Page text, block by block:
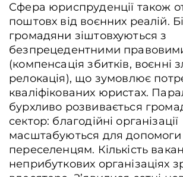
Сфера юриспруденції також
поштовх від воєнних реалій.
громадяни зіштовхуються з
безпрецедентними
(компенсація збитків, воєнні
релокація), що зумовлює
кваліфікованих юристах.
бурхливо розвивається
сектор: благодійні організації
масштабуються для допомоги
переселенцям. Кількість
неприбуткових організаціях